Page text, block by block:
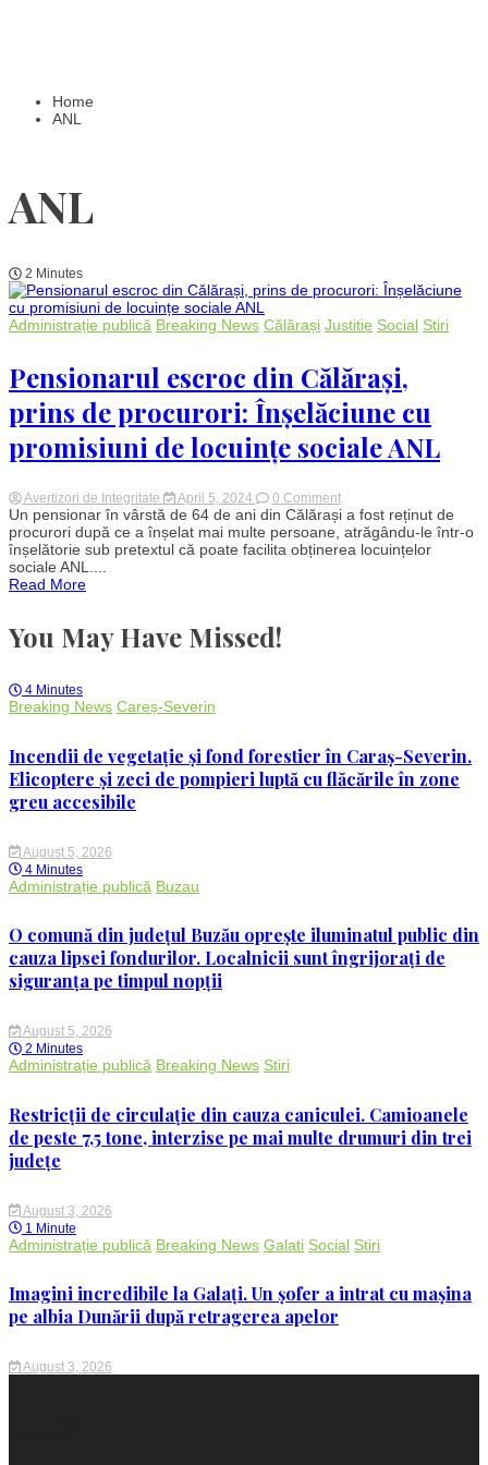
Home
ANL
ANL
2 Minutes
Administrație publică Breaking News Călărași Justitie Social Stiri
Pensionarul escroc din Călărași,
prins de procurori: Înșelăciune cu
promisiuni de locuințe sociale ANL
Avertizori de Integritate April 5, 2024 0 Commenton
Pensionarul
escroc
Călărași,
Un pensionar în vârstă de 64 de ani din Călărași a fost reținut de
procurori după ce a înșelat mai multe persoane, atrăgându-le într-o
înșelătorie sub pretextul că poate facilita obținerea locuințelor
sociale ANL....
Read More
You May Have Missed!
4 Minutes
Breaking News Careș-Severin
Incendii de vegetație și fond forestier în Caraș-Severin.
Elicoptere și zeci de pompieri luptă cu flăcările în zone
greu accesibile
August 5, 2026
4 Minutes
Administrație publică Buzau
O comună din județul Buzău oprește iluminatul public din
cauza lipsei fondurilor. Localnicii sunt îngrijorați de
siguranța pe timpul nopții
August 5, 2026
2 Minutes
Administrație publică Breaking News Stiri
Restricții de circulație din cauza caniculei. Camioanele
de peste 7,5 tone, interzise pe mai multe drumuri din trei
județe
August 3, 2026
1 Minute
Administrație publică Breaking News Galati Social Stiri
Imagini incredibile la Galați. Un șofer a intrat cu mașina
pe albia Dunării după retragerea apelor
August 3, 2026